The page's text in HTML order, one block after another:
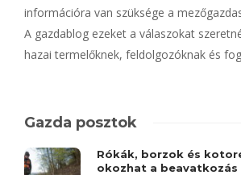
információra van szüksége a
A gazdablog ezeket a válaszokat
hazai termelőknek, feldolgozóknak és
Gazda posztok
Rókák, borzok és
okozhat a beavatkozás